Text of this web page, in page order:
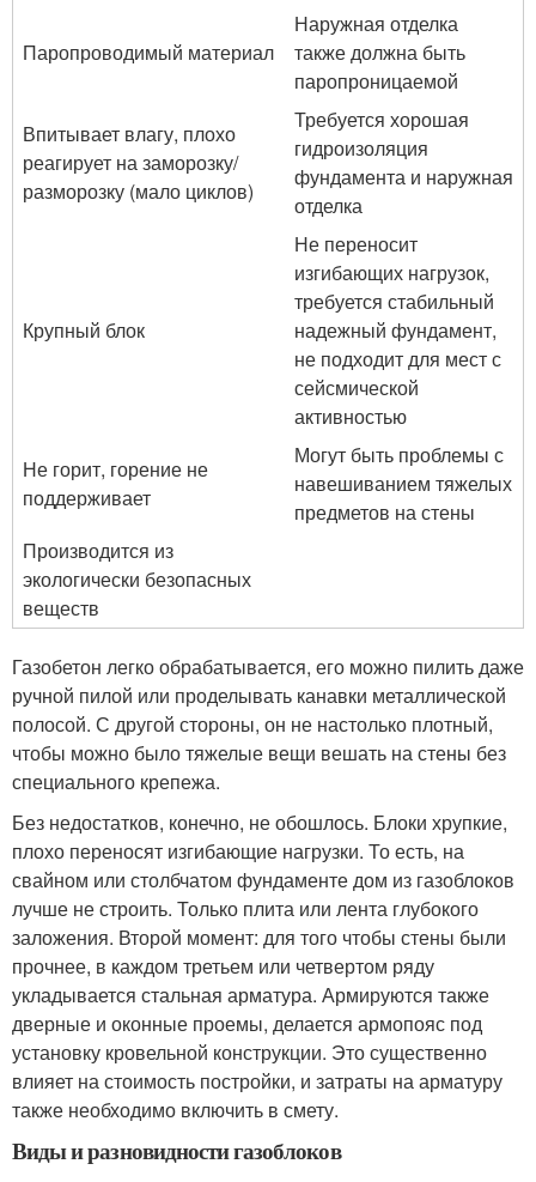
Паропроводимый материал
Наружная отделка
также должна быть
паропроницаемой
Впитывает влагу, плохо
реагирует на заморозку/
разморозку (мало циклов)
Требуется хорошая
гидроизоляция
фундамента и наружная
отделка
Крупный блок
Не переносит
изгибающих нагрузок,
требуется стабильный
надежный фундамент,
не подходит для мест с
сейсмической
активностью
Не горит, горение не
поддерживает
Могут быть проблемы с
навешиванием тяжелых
предметов на стены
Производится из
экологически безопасных
веществ
Газобетон легко обрабатывается, его можно пилить даже
ручной пилой или проделывать канавки металлической
полосой. С другой стороны, он не настолько плотный,
чтобы можно было тяжелые вещи вешать на стены без
специального крепежа.
Без недостатков, конечно, не обошлось. Блоки хрупкие,
плохо переносят изгибающие нагрузки. То есть, на
свайном или столбчатом фундаменте дом из газоблоков
лучше не строить. Только плита или лента глубокого
заложения. Второй момент: для того чтобы стены были
прочнее, в каждом третьем или четвертом ряду
укладывается стальная арматура. Армируются также
дверные и оконные проемы, делается армопояс под
установку кровельной конструкции. Это существенно
влияет на стоимость постройки, и затраты на арматуру
также необходимо включить в смету.
Виды и разновидности газоблоков